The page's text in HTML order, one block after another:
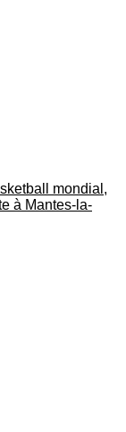
mondial,
à Mantes-la-